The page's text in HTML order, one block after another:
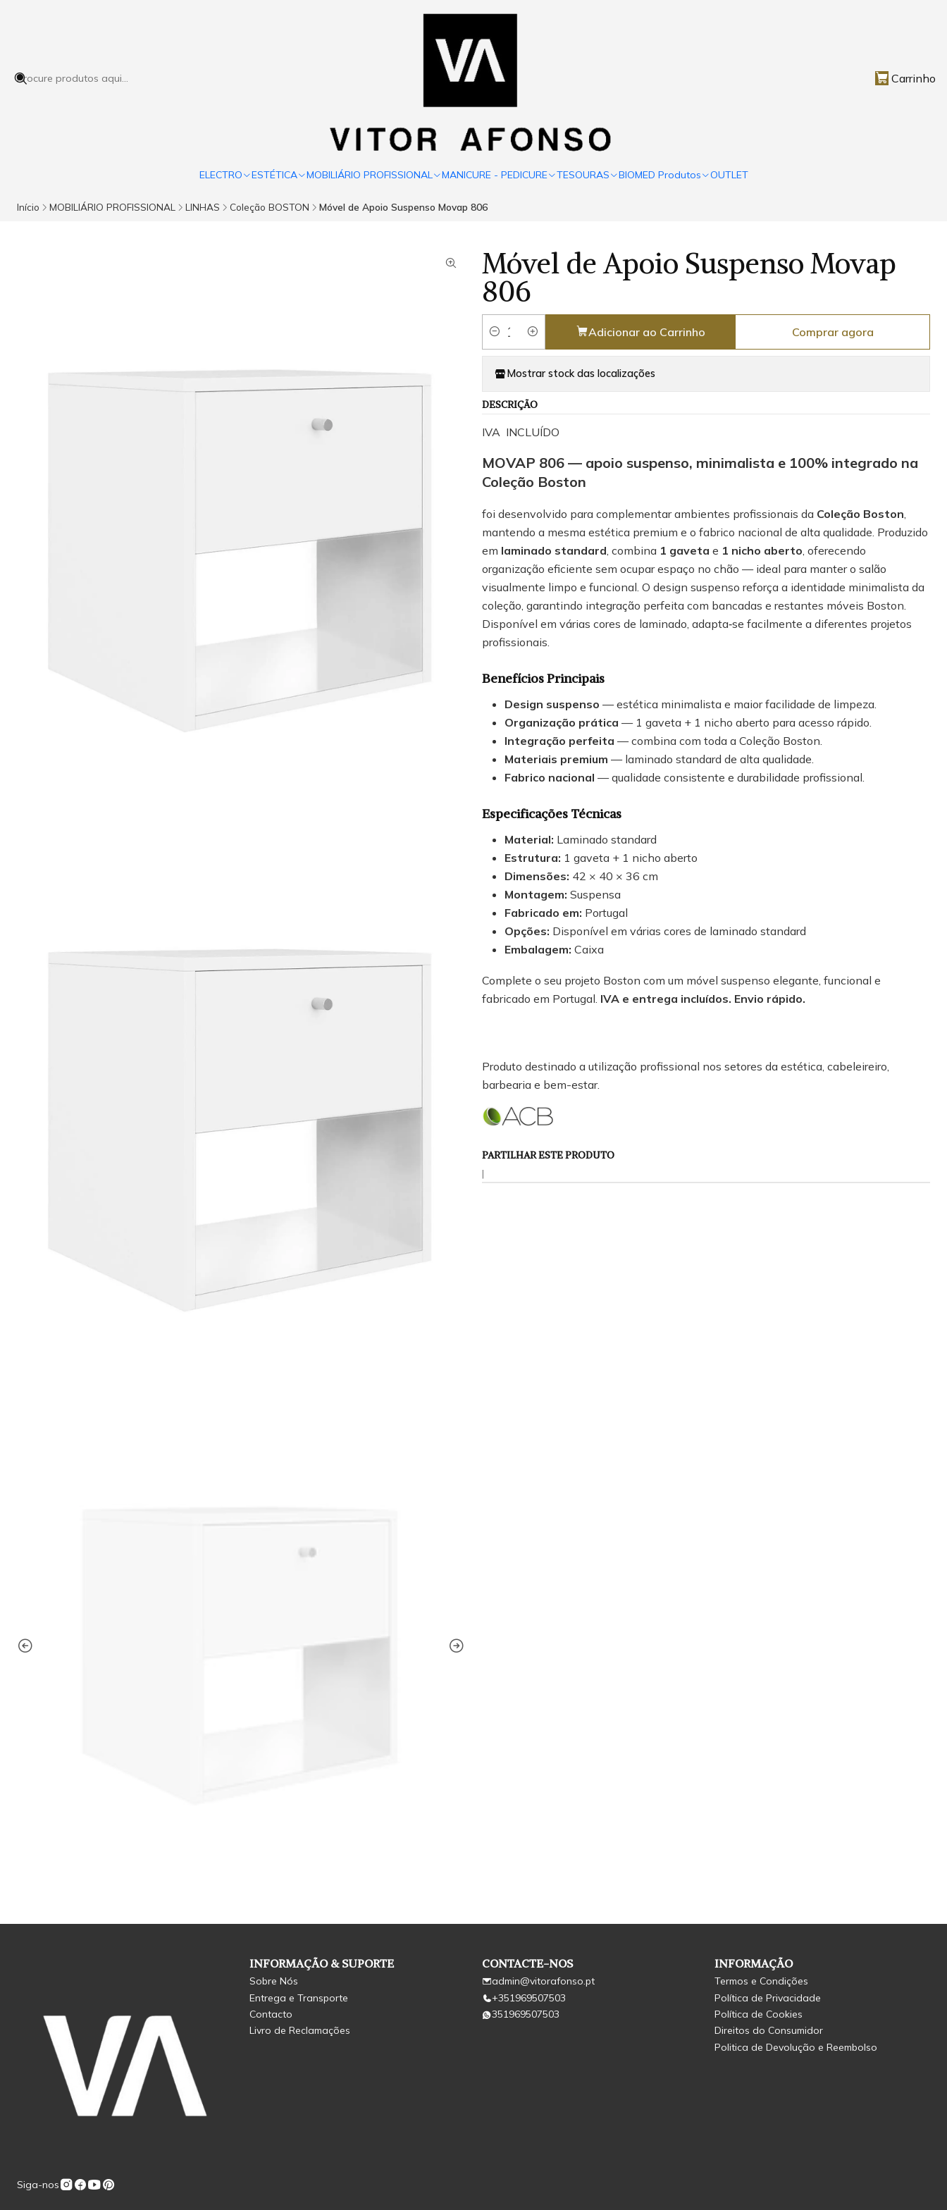
Carrinho
ELECTRO ESTÉTICA MOBILIÁRIO PROFISSIONAL MANICURE - PEDICURE TESOURAS BIOMED Produtos OUTLET
Início MOBILIÁRIO PROFISSIONAL LINHAS Coleção BOSTON Móvel de Apoio Suspenso Movap 806
Móvel de Apoio Suspenso Movap
806
Quantidade
Adicionar ao Carrinho Comprar agora
Mostrar stock das localizações
DESCRIÇÃO
IVA INCLUÍDO
MOVAP 806 — apoio suspenso, minimalista e 100% integrado na
Coleção Boston
foi desenvolvido para complementar ambientes profissionais da Coleção Boston
mantendo a mesma estética premium e o fabrico nacional de alta qualidade. Produzido
em laminado standard , combina 1 gaveta e 1 nicho aberto , oferecendo
organização eficiente sem ocupar espaço no chão — ideal para manter o salão
visualmente limpo e funcional. O design suspenso reforça a identidade minimalista da
coleção, garantindo integração perfeita com bancadas e restantes móveis Boston.
Disponível em várias cores de laminado, adapta‑se facilmente a diferentes projetos
profissionais.
Benefícios Principais
Design suspenso — estética minimalista e maior facilidade de limpeza.
Organização prática — 1 gaveta + 1 nicho aberto para acesso rápido.
Integração perfeita — combina com toda a Coleção Boston.
Materiais premium — laminado standard de alta qualidade.
Fabrico nacional — qualidade consistente e durabilidade profissional.
Especificações Técnicas
Material: Laminado standard
Estrutura: 1 gaveta + 1 nicho aberto
Dimensões: 42 × 40 × 36 cm
Montagem: Suspensa
Fabricado em: Portugal
Opções: Disponível em várias cores de laminado standard
Embalagem: Caixa
Complete o seu projeto Boston com um móvel suspenso elegante, funcional e
fabricado em Portugal. IVA e entrega incluídos. Envio rápido.
Produto destinado a utilização profissional nos setores da estética, cabeleireiro,
barbearia e bem-estar.
PARTILHAR ESTE PRODUTO
|
Siga-nos
INFORMAÇÃO & SUPORTE
Sobre Nós
Entrega e Transporte
Contacto
Livro de Reclamações
CONTACTE-NOS
admin@vitorafonso.pt
+351969507503
351969507503
INFORMAÇÃO
Termos e Condições
Política de Privacidade
Política de Cookies
Direitos do Consumidor
Politica de Devolução e Reembolso